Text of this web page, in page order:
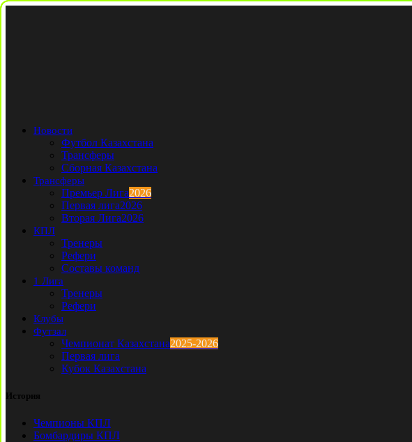
Новости
Футбол Казахстана
Трансферы
Сборная Казахстана
Трансферы
Премьер Лига2026
Первая лига2026
Вторая Лига2026
КПЛ
Тренеры
Рефери
Составы команд
1 Лига
Тренеры
Рефери
Клубы
Футзал
Чемпионат Казахстана2025-2026
Первая лига
Кубок Казахстана
История
Чемпионы КПЛ
Бомбардиры КПЛ